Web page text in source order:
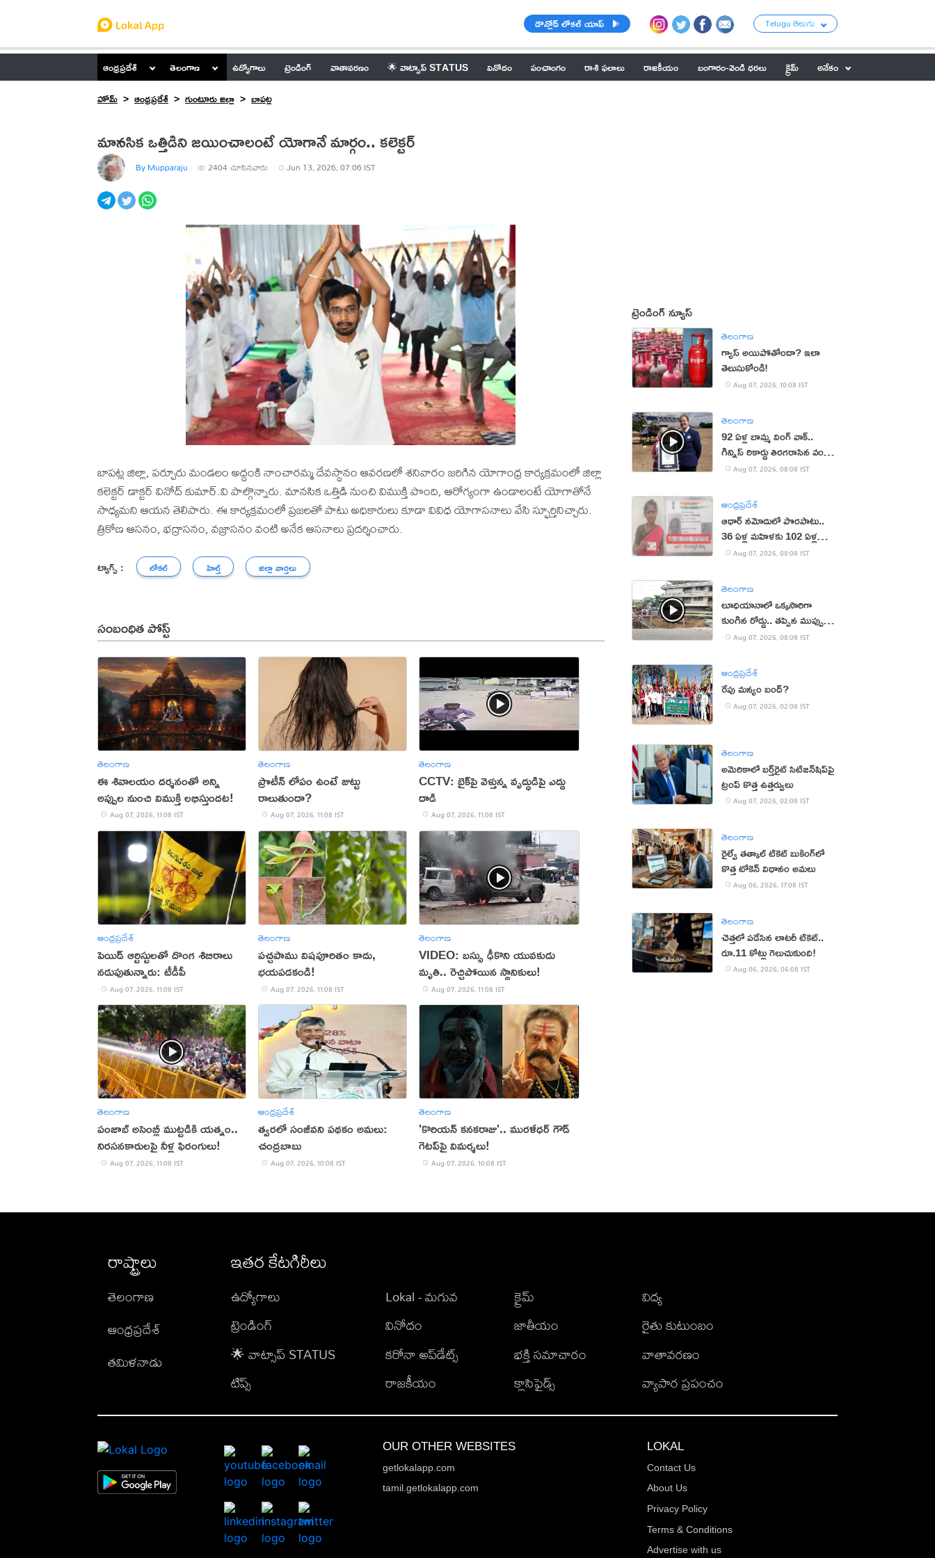
డౌన్లోడ్ లోకల్ యాప్ Telugu తెలుగు
ఆంధ్రప్రదేశ్ తెలంగాణ ఉద్యోగాలు ట్రెండింగ్ వాతావరణం 🌟 వాట్సాప్ STATUS వినోదం పంచాంగం రాశి ఫలాలు రాజకీయం బంగారం-వెండి ధరలు క్రైమ్
అనేకం
హోమ్
ఆంధ్రప్రదేశ్ గుంటూరు జిల్లా బాపట్ల
మానసిక ఒత్తిడిని జయించాలంటే యోగానే మార్గం.. కలెక్టర్
By Mupparaju 2404చూసినవారు Jun 13, 2026, 07:06 IST
బాపట్ల జిల్లా, పర్చూరు మండలం అద్దంకి నాంచారమ్మ దేవస్థానం ఆవరణలో శనివారం జరిగిన యోగాంధ్ర కార్యక్రమంలో జిల్లా
కలెక్టర్ డాక్టర్ వినోద్ కుమార్.వి పాల్గొన్నారు. మానసిక ఒత్తిడి నుంచి విముక్తి పొంది, ఆరోగ్యంగా ఉండాలంటే యోగాతోనే
సాధ్యమని ఆయన తెలిపారు. ఈ కార్యక్రమంలో ప్రజలతో పాటు అధికారులు కూడా వివిధ యోగాసనాలు వేసి స్ఫూర్తినిచ్చారు.
త్రికోణ ఆసనం, భద్రాసనం, వజ్రాసనం వంటి అనేక ఆసనాలు ప్రదర్శించారు.
ట్యాగ్స్ : లోకల్ హెల్త్ జిల్లా వార్తలు
సంబంధిత పోస్ట్
తెలంగాణ
ఈ శివాలయం దర్శనంతో అన్ని
అప్పుల నుంచి విముక్తి లభిస్తుందట!
Aug 07, 2026, 11:08 IST
తెలంగాణ
ప్రొటీన్ లోపం ఉంటే జుట్టు
రాలుతుందా?
Aug 07, 2026, 11:08 IST
తెలంగాణ
CCTV: బైక్‌పై వెళ్తున్న వృద్ధుడిపై ఎద్దు
దాడి
Aug 07, 2026, 11:08 IST
ఆంధ్రప్రదేశ్
పెయిడ్ ఆర్టిస్టులతో దొంగ శిబిరాలు
నడుపుతున్నారు: టీడీపీ
Aug 07, 2026, 11:08 IST
తెలంగాణ
పచ్చపాము విషపూరితం కాదు,
భయపడకండి!
Aug 07, 2026, 11:08 IST
తెలంగాణ
VIDEO: బస్సు ఢీకొని యువకుడు
మృతి.. రెచ్చిపోయిన స్థానికులు!
Aug 07, 2026, 11:08 IST
తెలంగాణ
పంజాబ్ అసెంబ్లీ ముట్టడికి యత్నం..
నిరసనకారులపై నీళ్ల ఫిరంగులు!
Aug 07, 2026, 11:08 IST
ఆంధ్రప్రదేశ్
త్వరలో సంజీవని పథకం అమలు:
చంద్రబాబు
Aug 07, 2026, 10:08 IST
తెలంగాణ
'కొరియన్ కనకరాజు'.. మురళీధర్ గౌడ్
గెటప్‌పై విమర్శలు!
Aug 07, 2026, 10:08 IST
ట్రెండింగ్ న్యూస్
తెలంగాణ
గ్యాస్ అయిపోతోందా? ఇలా
తెలుసుకోండి!
Aug 07, 2026, 10:08 IST
తెలంగాణ
92 ఏళ్ల బామ్మ వింగ్ వాక్..
గిన్నిస్ రికార్డు తిరగరాసిన వండర్
ఉమెన్Aug 07, 2026, 08:08 IST
ఆంధ్రప్రదేశ్
ఆధార్‌ నమోదులో పొరపాటు..
36 ఏళ్ల మహిళకు 102 ఏళ్ల
వయసు!
Aug 07, 2026, 08:08 IST
తెలంగాణ
లూధియానాలో ఒక్కసారిగా
కుంగిన రోడ్డు.. తప్పిన ముప్పు
(వీడియో)
Aug 07, 2026, 08:08 IST
ఆంధ్రప్రదేశ్
రేపు మన్యం బంద్‌?
Aug 07, 2026, 02:08 IST
తెలంగాణ
అమెరికాలో బర్త్‌రైట్ సిటిజన్‌షిప్‌పై
ట్రంప్ కొత్త ఉత్తర్వులు
Aug 07, 2026, 02:08 IST
తెలంగాణ
రైల్వే తత్కాల్ టికెట్ బుకింగ్‌లో
కొత్త టోకెన్ విధానం అమలు
Aug 06, 2026, 17:08 IST
తెలంగాణ
చెత్తలో పడేసిన లాటరీ టికెట్..
రూ.11 కోట్లు గెలుచుకుంది!
Aug 06, 2026, 06:08 IST
రాష్ట్రాలు
తెలంగాణ
ఆంధ్రప్రదేశ్
తమిళనాడు
ఇతర కేటగిరీలు
ఉద్యోగాలు
ట్రెండింగ్
🌟 వాట్సాప్ STATUS
టిప్స్
Lokal - మగువ
వినోదం
కరోనా అప్‌డేట్స్
రాజకీయం
క్రైమ్
జాతీయం
భక్తి సమాచారం
క్లాసిఫైడ్స్
విద్య
రైతు కుటుంబం
వాతావరణం
వ్యాపార ప్రపంచం
OUR OTHER WEBSITES
getlokalapp.com
tamil.getlokalapp.com
LOKAL
Contact Us
About Us
Privacy Policy
Terms & Conditions
Advertise with us